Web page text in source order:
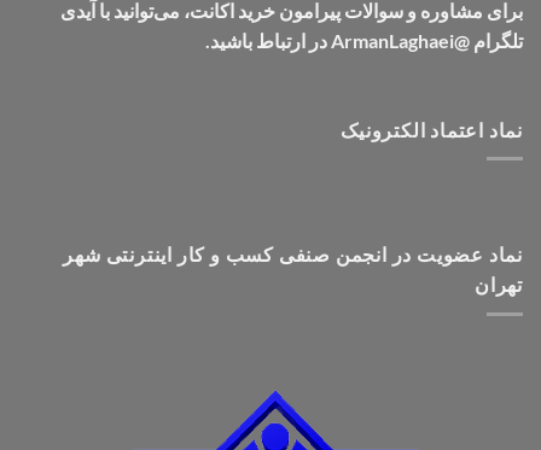
برای مشاوره و سوالات پیرامون خرید اکانت، می‌توانید با آیدی
تلگرام @ArmanLaghaei در ارتباط باشید.
نماد اعتماد الکترونیک
نماد عضویت در انجمن صنفی کسب و کار اینترنتی شهر
تهران